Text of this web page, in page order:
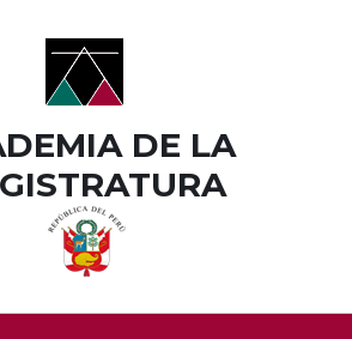
DE LA